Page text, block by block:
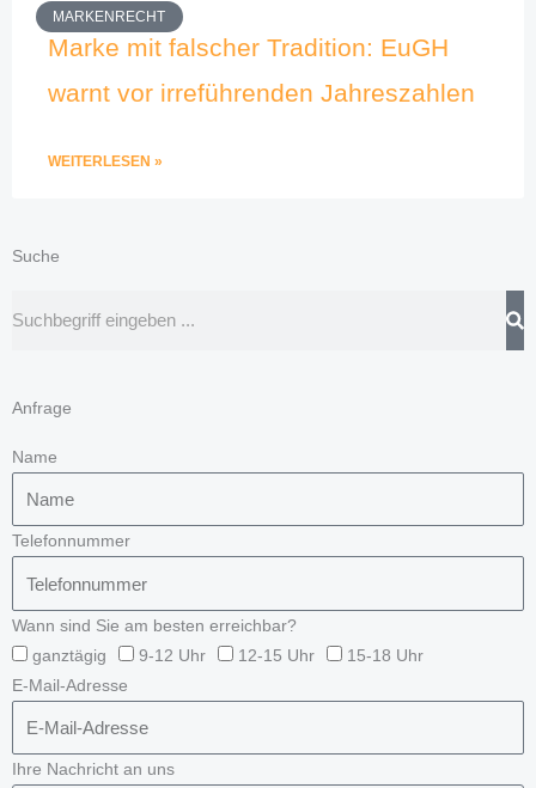
MARKENRECHT
Marke mit falscher Tradition: EuGH
warnt vor irreführenden Jahreszahlen
WEITERLESEN »
Suche
Anfrage
Name
Telefonnummer
Wann sind Sie am besten erreichbar?
ganztägig
9-12 Uhr 12-15 Uhr
15-18 Uhr
E-Mail-Adresse
Ihre Nachricht an uns